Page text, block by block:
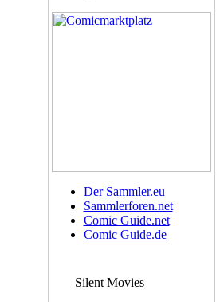
Der Sammler.eu
Sammlerforen.net
Comic Guide.net
Comic Guide.de
Silent Movies